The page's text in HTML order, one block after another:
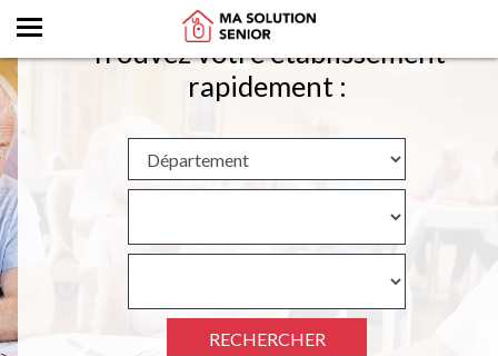
Trouvez votre établissement
rapidement :
RECHERCHER